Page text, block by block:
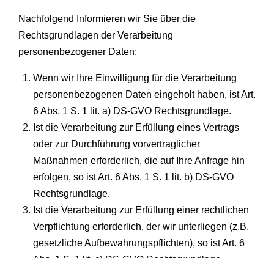
Nachfolgend Informieren wir Sie über die
Rechtsgrundlagen der Verarbeitung
personenbezogener Daten:
Wenn wir Ihre Einwilligung für die Verarbeitung
personenbezogenen Daten eingeholt haben, ist Art.
6 Abs. 1 S. 1 lit. a) DS-GVO Rechtsgrundlage.
Ist die Verarbeitung zur Erfüllung eines Vertrags
oder zur Durchführung vorvertraglicher
Maßnahmen erforderlich, die auf Ihre Anfrage hin
erfolgen, so ist Art. 6 Abs. 1 S. 1 lit. b) DS-GVO
Rechtsgrundlage.
Ist die Verarbeitung zur Erfüllung einer rechtlichen
Verpflichtung erforderlich, der wir unterliegen (z.B.
gesetzliche Aufbewahrungspflichten), so ist Art. 6